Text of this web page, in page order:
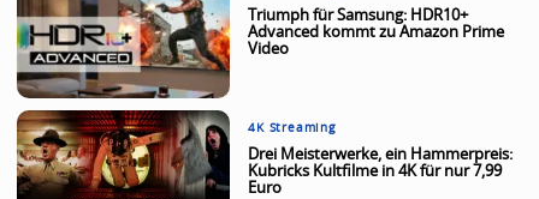
Triumph für Samsung: HDR10+
Advanced kommt zu Amazon Prime
Video
4K Streaming
Drei Meisterwerke, ein Hammerpreis:
Kubricks Kultfilme in 4K für nur 7,99
Euro